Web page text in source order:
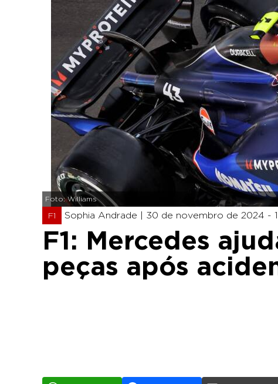
Foto: Williams
F1 Sophia Andrade | 30 de novembro de 2024 -
F1: Mercedes
peças após